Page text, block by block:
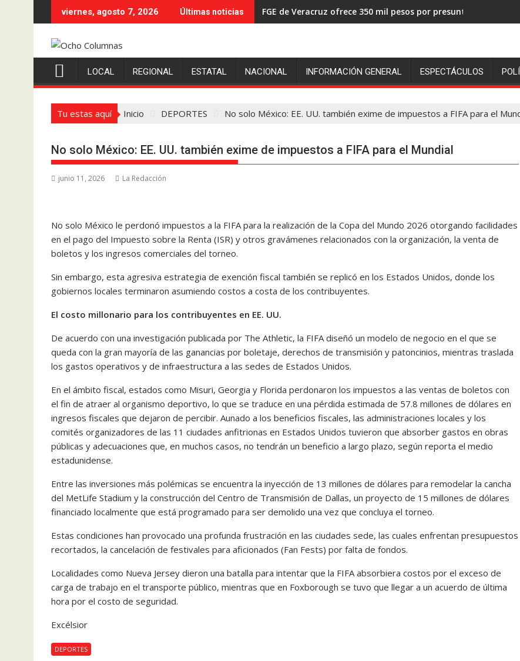
al
viernes, agosto 7, 2026 Últimas noticias FGE de Veracruz ofrece 350 mil pesos por presuntos asesinos
LOCAL REGIONAL ESTATAL NACIONAL INFORMACIÓN GENERAL ESPECTÁCULOS
Tu estas aquí Inicio DEPORTES No solo México: EE. UU. también exime de impuestos a FIFA para el
No solo México: EE. UU. también exime de impuestos a FIFA para el Mundial
junio 11, 2026 La Redacción
No solo México le perdonó impuestos a la FIFA para la realización de la Copa del Mundo 2026 otorgando facilidades
en el pago del Impuesto sobre la Renta (ISR) y otros gravámenes relacionados con la organización, la venta de
boletos y los ingresos comerciales del torneo.
Sin embargo, esta agresiva estrategia de exención fiscal también se replicó en los Estados Unidos, donde los
gobiernos locales terminaron asumiendo costos a costa de los contribuyentes.
El costo millonario para los contribuyentes en EE. UU.
De acuerdo con una investigación publicada por The Athletic, la FIFA diseñó un modelo de negocio en el que se
queda con la gran mayoría de las ganancias por boletaje, derechos de transmisión y patoncinios, mientras traslada
los gastos operativos y de infraestructura a las sedes de Estados Unidos.
En el ámbito fiscal, estados como Misuri, Georgia y Florida perdonaron los impuestos a las ventas de boletos con
el fin de atraer al organismo deportivo, lo que se traduce en una pérdida estimada de 57.8 millones de dólares en
ingresos fiscales que dejaron de percibir. Aunado a los beneficios fiscales, las administraciones locales y los
comités organizadores de las 11 ciudades anfitrionas en Estados Unidos tuvieron que absorber gastos en obras
públicas y adecuaciones que, en muchos casos, no tendrán un beneficio a largo plazo, según reporta el medio
estadunidense.
Entre las inversiones más polémicas se encuentra la inyección de 13 millones de dólares para remodelar la cancha
del MetLife Stadium y la construcción del Centro de Transmisión de Dallas, un proyecto de 15 millones de dólares
financiado localmente que está programado para ser demolido una vez que concluya el torneo.
Estas condiciones han provocado una profunda frustración en las ciudades sede, las cuales enfrentan presupuestos
recortados, la cancelación de festivales para aficionados (Fan Fests) por falta de fondos.
Localidades como Nueva Jersey dieron una batalla para intentar que la FIFA absorbiera costos por el exceso de
carga de trabajo en el transporte público, mientras que en Foxborough se tuvo que llegar a un acuerdo de última
hora por el costo de seguridad.
Excélsior
DEPORTES